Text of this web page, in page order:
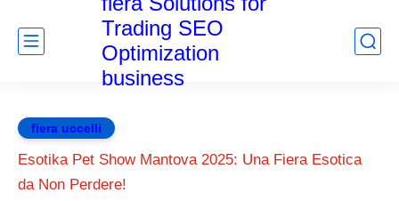
Trading SEO
Optimization
business
fiera uccelli
Esotika Pet Show Mantova 2025: Una Fiera Esotica
da Non Perdere!